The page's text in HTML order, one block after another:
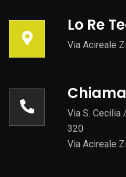
Lo Re
Via Acireale
Via S. Cecilia
320
Via Acireale